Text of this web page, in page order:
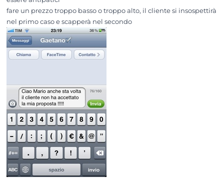
fare un prezzo troppo basso o troppo alto, il cliente si insospettirà
nel primo caso e scapperà nel secondo